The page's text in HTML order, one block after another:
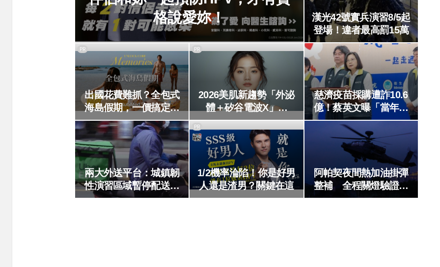
格說愛妳！
漢光42號實兵演習8/5起
登場！違者最高罰15萬
出國花費難抓？全包式
海島假期，一價搞定食
宿玩樂，省錢更省心！
PR
2026美肌新趨勢「外泌
體＋矽谷電波X」聯
手，開啟高階養膚新世
代
PR
慈濟疫苗採購遭詐10.6
億！蔡英文曝「當年最
難決定」
兩大外送平台：城鎮韌
性演習區域暫停配送服
務
1/2機率淪陷！你是好男
人還是渣男？關鍵在這
PR
阿帕契夜間熱加油掛彈
整補 全程關燈驗證飛
官技術